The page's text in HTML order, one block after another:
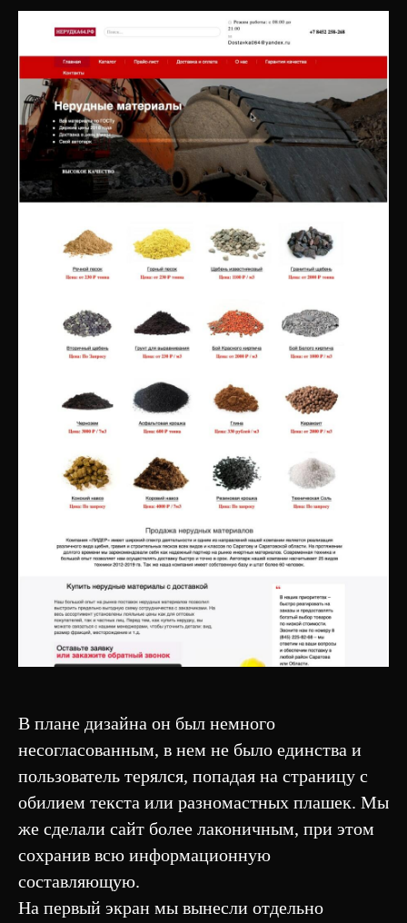
В плане дизайна он был немного
несогласованным, в нем не было единства и
пользователь терялся, попадая на страницу с
обилием текста или разномастных плашек. Мы
же сделали сайт более лаконичным, при этом
сохранив всю информационную
составляющую.
На первый экран мы вынесли отдельно